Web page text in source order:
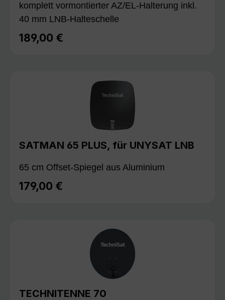
komplett vormontierter AZ/EL-Halterung inkl.
40 mm LNB-Halteschelle
Regulärer Preis:
189,00 €
SATMAN 65 PLUS, für UNYSAT LNB
65 cm Offset-Spiegel aus Aluminium
Regulärer Preis:
179,00 €
TECHNITENNE 70